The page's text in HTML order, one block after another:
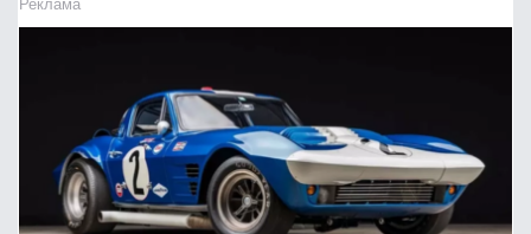
Реклама